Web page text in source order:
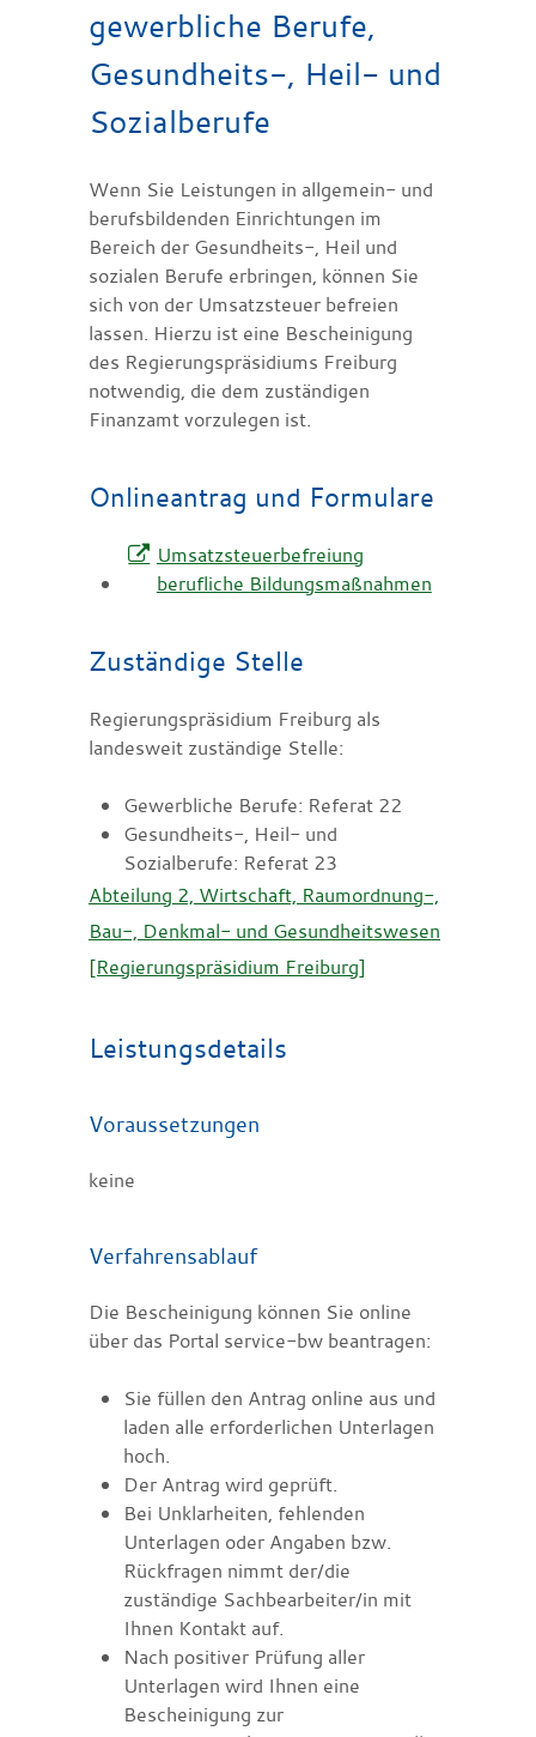
gewerbliche Berufe,
Gesundheits-, Heil- und
Sozialberufe
Wenn Sie Leistungen in allgemein- und
berufsbildenden Einrichtungen im
Bereich der Gesundheits-, Heil und
sozialen Berufe erbringen, können Sie
sich von der Umsatzsteuer befreien
lassen. Hierzu ist eine Bescheinigung
des Regierungspräsidiums Freiburg
notwendig, die dem zuständigen
Finanzamt vorzulegen ist.
Onlineantrag und Formulare
Umsatzsteuerbefreiung
berufliche Bildungsmaßnahmen
Zuständige Stelle
Regierungspräsidium Freiburg als
landesweit zuständige Stelle:
Gewerbliche Berufe: Referat 22
Gesundheits-, Heil- und
Sozialberufe: Referat 23
Abteilung 2, Wirtschaft, Raumordnung-,
Bau-, Denkmal- und Gesundheitswesen
[Regierungspräsidium Freiburg]
Leistungsdetails
Voraussetzungen
keine
Verfahrensablauf
Die Bescheinigung können Sie online
über das Portal service-bw beantragen:
Sie füllen den Antrag online aus und
laden alle erforderlichen Unterlagen
hoch.
Der Antrag wird geprüft.
Bei Unklarheiten, fehlenden
Unterlagen oder Angaben bzw.
Rückfragen nimmt der/die
zuständige Sachbearbeiter/in mit
Ihnen Kontakt auf.
Nach positiver Prüfung aller
Unterlagen wird Ihnen eine
Bescheinigung zur